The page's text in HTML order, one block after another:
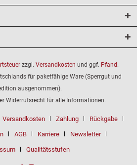
zzgl. Versandkosten und ggf. Pfand.
für paketfähige Ware (Sperrgut und
ausgenommen).
Widerrufsrecht für alle Informationen.
Versandkosten Zahlung Rückgabe
AGB Karriere Newsletter
Qualitätsstufen